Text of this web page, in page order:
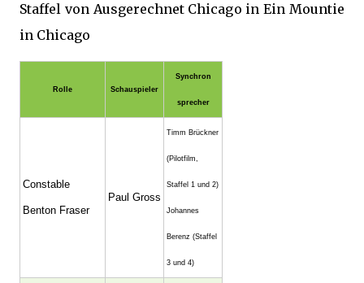
Staffel von Ausgerechnet Chicago in Ein Mountie
in Chicago
Rolle Schauspieler
Synchron
sprecher
Constable
Benton Fraser
Paul Gross
Timm Brückner
(Pilotfilm,
Staffel 1 und 2)
Johannes
Berenz (Staffel
3 und 4)